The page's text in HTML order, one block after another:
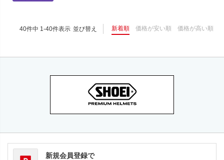
並び替え 新着順 価格が安い順 価格が高い順
40件中 1 -40件表示
新規会員登録で